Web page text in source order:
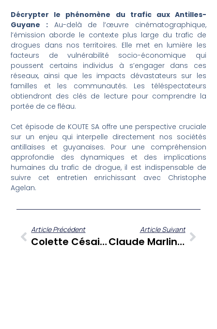
Décrypter le phénomène du trafic aux Antilles-
Guyane : Au-delà de l’œuvre cinématographique,
l’émission aborde le contexte plus large du trafic de
drogues dans nos territoires. Elle met en lumière les
facteurs de vulnérabilité socio-économique qui
poussent certains individus à s’engager dans ces
réseaux, ainsi que les impacts dévastateurs sur les
familles et les communautés. Les téléspectateurs
obtiendront des clés de lecture pour comprendre la
portée de ce fléau.
Cet épisode de KOUTE SA offre une perspective cruciale
sur un enjeu qui interpelle directement nos sociétés
antillaises et guyanaises. Pour une compréhension
approfondie des dynamiques et des implications
humaines du trafic de drogue, il est indispensable de
suivre cet entretien enrichissant avec Christophe
Agelan.
Article Précédent
Colette Césaire Révèle Les Liens Entre Aimé Césaire, Poésie Et Art Contemporain À La Fondation Clément
Article Suivant
Claude Marlin Et La 18e Lawonn Rabouraj : Les Enjeux De La Semaine Du Créole À La Trinité